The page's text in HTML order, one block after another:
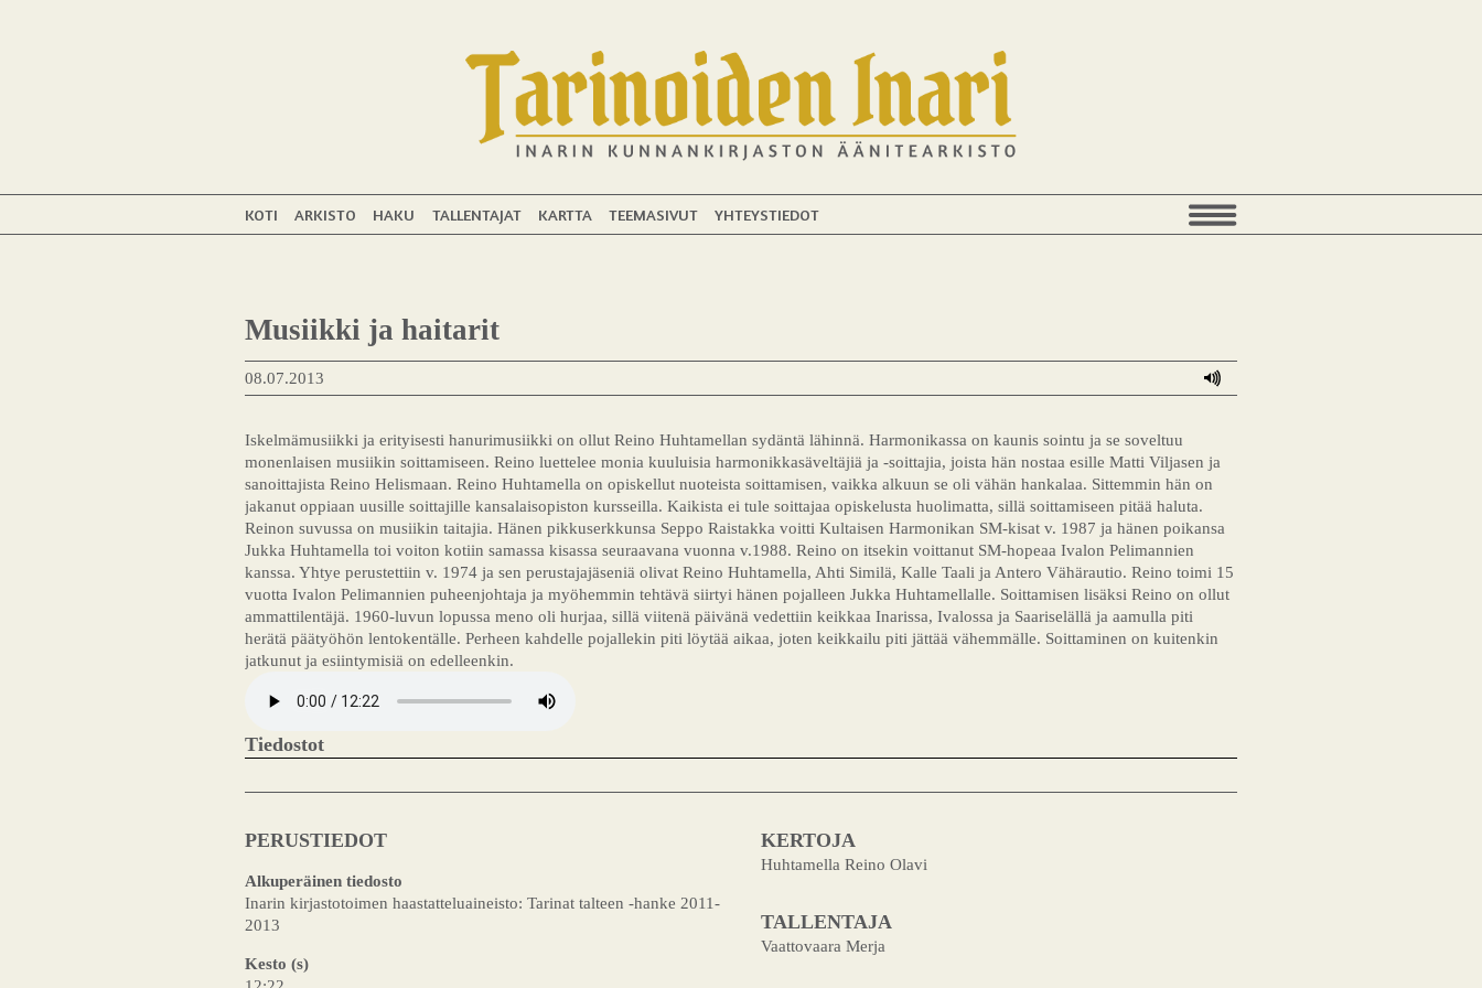
KOTI ARKISTO HAKU TALLENTAJAT KARTTA TEEMASIVUT YHTEYSTIEDOT
Musiikki ja haitarit
08.07.2013
Iskelmämusiikki ja erityisesti hanurimusiikki on ollut Reino Huhtamellan sydäntä lähinnä. Harmonikassa on kaunis sointu ja se soveltuu
monenlaisen musiikin soittamiseen. Reino luettelee monia kuuluisia harmonikkasäveltäjiä ja -soittajia, joista hän nostaa esille Matti Viljasen ja
sanoittajista Reino Helismaan. Reino Huhtamella on opiskellut nuoteista soittamisen, vaikka alkuun se oli vähän hankalaa. Sittemmin hän on
jakanut oppiaan uusille soittajille kansalaisopiston kursseilla. Kaikista ei tule soittajaa opiskelusta huolimatta, sillä soittamiseen pitää haluta.
Reinon suvussa on musiikin taitajia. Hänen pikkuserkkunsa Seppo Raistakka voitti Kultaisen Harmonikan SM-kisat v. 1987 ja hänen poikansa
Jukka Huhtamella toi voiton kotiin samassa kisassa seuraavana vuonna v.1988. Reino on itsekin voittanut SM-hopeaa Ivalon Pelimannien
kanssa. Yhtye perustettiin v. 1974 ja sen perustajajäseniä olivat Reino Huhtamella, Ahti Similä, Kalle Taali ja Antero Vähärautio. Reino toimi 15
vuotta Ivalon Pelimannien puheenjohtaja ja myöhemmin tehtävä siirtyi hänen pojalleen Jukka Huhtamellalle. Soittamisen lisäksi Reino on ollut
ammattilentäjä. 1960-luvun lopussa meno oli hurjaa, sillä viitenä päivänä vedettiin keikkaa Inarissa, Ivalossa ja Saariselällä ja aamulla piti
herätä päätyöhön lentokentälle. Perheen kahdelle pojallekin piti löytää aikaa, joten keikkailu piti jättää vähemmälle. Soittaminen on kuitenkin
jatkunut ja esiintymisiä on edelleenkin.
Tiedostot
PERUSTIEDOT
Alkuperäinen tiedosto
Inarin kirjastotoimen haastatteluaineisto: Tarinat talteen -hanke 2011-
2013
Kesto (s)
KERTOJA
Huhtamella Reino Olavi
TALLENTAJA
Vaattovaara Merja